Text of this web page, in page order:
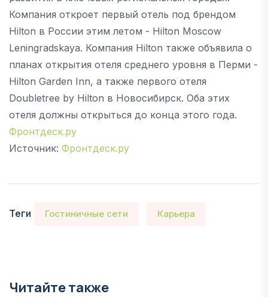
Компания откроет первый отель под брендом
Hilton в России этим летом - Hilton Moscow
Leningradskaya. Компания Hilton также объявила о
планах открытия отеля среднего уровня в Перми -
Hilton Garden Inn, а также первого отеля
Doubletree by Hilton в Новосибирск. Оба этих
отеля должны открыться до конца этого года.
Фронтдеск.ру
Источник: Фронтдеск.ру
Теги Гостиничные сети Карьера
Читайте также